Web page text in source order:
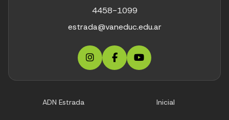
4458-1099
estrada@vaneduc.edu.ar
ADN Estrada Inicial